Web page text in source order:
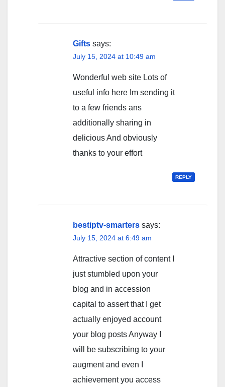
Gifts says:
July 15, 2024 at 10:49 am
Wonderful web site Lots of
useful info here Im sending it
to a few friends ans
additionally sharing in
delicious And obviously
thanks to your effort
REPLY
bestiptv-smarters says:
July 15, 2024 at 6:49 am
Attractive section of content I
just stumbled upon your
blog and in accession
capital to assert that I get
actually enjoyed account
your blog posts Anyway I
will be subscribing to your
augment and even I
achievement you access